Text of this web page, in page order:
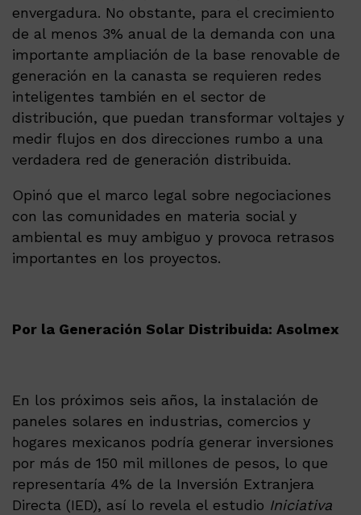
envergadura. No obstante, para el crecimiento
de al menos 3% anual de la demanda con una
importante ampliación de la base renovable de
generación en la canasta se requieren redes
inteligentes también en el sector de
distribución, que puedan transformar voltajes y
medir flujos en dos direcciones rumbo a una
verdadera red de generación distribuida.
Opinó que el marco legal sobre negociaciones
con las comunidades en materia social y
ambiental es muy ambiguo y provoca retrasos
importantes en los proyectos.
Por la Generación Solar Distribuida: Asolmex
En los próximos seis años, la instalación de
paneles solares en industrias, comercios y
hogares mexicanos podría generar inversiones
por más de 150 mil millones de pesos, lo que
representaría 4% de la Inversión Extranjera
Directa (IED), así lo revela el estudio Iniciativa